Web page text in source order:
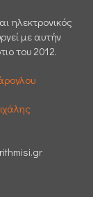
ηλεκτρονικός
με αυτήν
του 2012.